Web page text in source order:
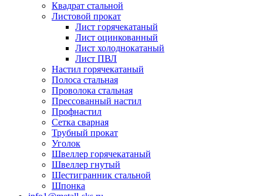
Квадрат стальной
Листовой прокат
Лист горячекатаный
Лист оцинкованный
Лист холоднокатаный
Лист ПВЛ
Настил горячекатаный
Полоса стальная
Проволока стальная
Прессованный настил
Профнастил
Сетка сварная
Трубный прокат
Уголок
Швеллер горячекатаный
Швеллер гнутый
Шестигранник стальной
Шпонка